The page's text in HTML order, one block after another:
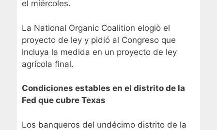
el miércoles.
La National Organic Coalition elogiò el
proyecto de ley y pidió al Congreso que
incluya la medida en un proyecto de ley
agrícola final.
Condiciones estables en el distrito de la
Fed que cubre Texas
Los banqueros del undécimo distrito de la